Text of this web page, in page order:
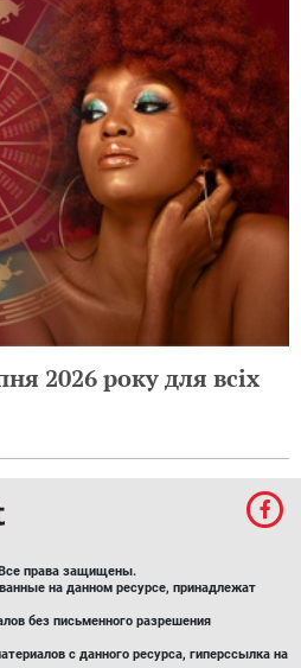
2026 року для всіх
права защищены.
на данном ресурсе, принадлежат
без письменного разрешения
с данного ресурса, гиперссылка на